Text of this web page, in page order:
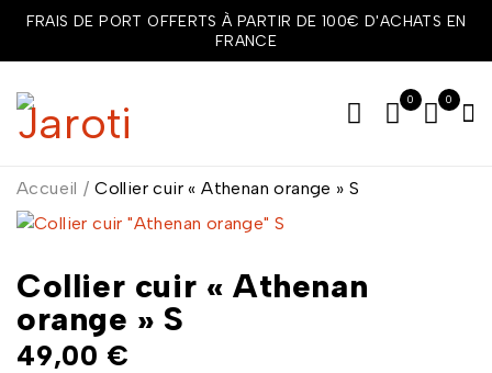
FRAIS DE PORT OFFERTS À PARTIR DE 100€ D'ACHATS EN
FRANCE
0 0
Accueil / Collier cuir « Athenan orange » S
Collier cuir « Athenan
orange » S
49,00 €